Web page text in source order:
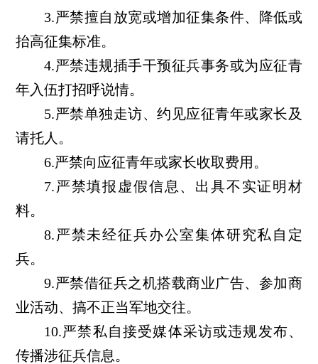
3.严禁擅自放宽或增加征集条件、降低或
抬高征集标准。
4.严禁违规插手干预征兵事务或为应征青
年入伍打招呼说情。
5.严禁单独走访、约见应征青年或家长及
请托人。
6.严禁向应征青年或家长收取费用。
7.严禁填报虚假信息、出具不实证明材
料。
8.严禁未经征兵办公室集体研究私自定
兵。
9.严禁借征兵之机搭载商业广告、参加商
业活动、搞不正当军地交往。
10.严禁私自接受媒体采访或违规发布、
传播涉征兵信息。